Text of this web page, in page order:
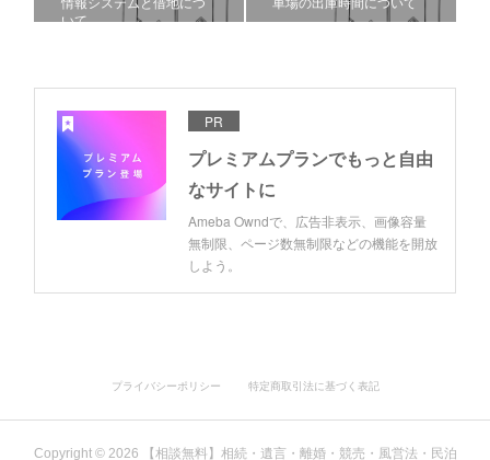
いて
PR
プレミアムプランでもっと自由
なサイトに
Ameba Owndで、広告非表示、画像容量
無制限、ページ数無制限などの機能を開放
しよう。
プライバシーポリシー 特定商取引法に基づく表記
Copyright © 2026 【相談無料】相続・遺言・離婚・競売・風営法・民泊